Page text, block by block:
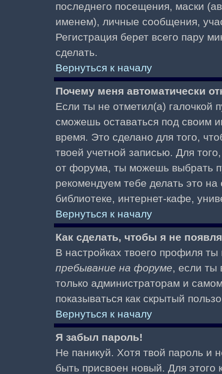
последнего посещения, маски
именем), личные сообщения,
Регистрация берет всего пару
сделать.
Вернуться к началу
Почему меня автоматически
Если ты не отметил(а) галочкой
сможешь оставаться под своим
время. Это сделано для того,
твоей учетной записью. Для
от форума, ты можешь выбрать
рекомендуем тебе делать это
библиотеке, интернет-кафе,
Вернуться к началу
Как сделать, чтобы я не
В настройках твоего профиля
пребывание на форуме, если
только администраторам и
показываться как скрытый
Вернуться к началу
Я забыл пароль!
Не паникуй. Хотя твой пароль и
быть присвоен новый. Для этого